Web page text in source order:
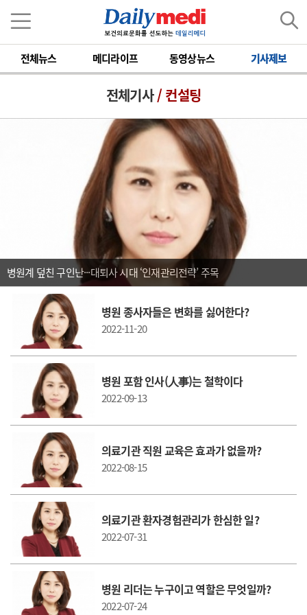
전체뉴스 메디라이프 동영상뉴스 기사제보
전체기사/ 컨설팅
병원계 덮친 구인난···대퇴사 시대 ‘인재관리전략’ 주목
병원 종사자들은 변화를 싫어한다?
2022-11-20
병원 포함 인사(人事)는 철학이다
2022-09-13
의료기관 직원 교육은 효과가 없을까?
2022-08-15
의료기관 환자경험관리가 한심한 일?
2022-07-31
병원 리더는 누구이고 역할은 무엇일까?
2022-07-24